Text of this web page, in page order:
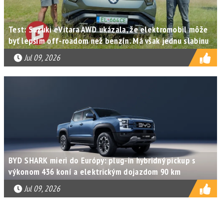
Test: Suzuki eVitara AWD ukázala, že elektromobil môže
byť lepším off-roadom než benzín. Má však jednu slabinu
Jul 09, 2026
BYD SHARK mieri do Európy: plug-in hybridný pickup s
výkonom 436 koní a elektrickým dojazdom 90 km
Jul 09, 2026